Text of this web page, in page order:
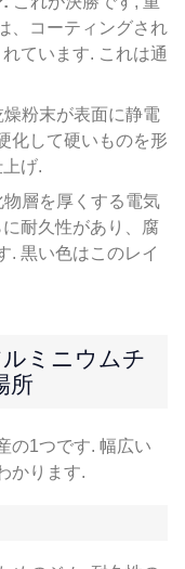
、コーティングされ
ています. これは通
燥粉末が表面に静電
化して硬いものを形
げ.
物層を厚くする電気
耐久性があり、腐
. 黒い色はこのレイ
ミニウムチ
所
の1つです. 幅広い
かります.